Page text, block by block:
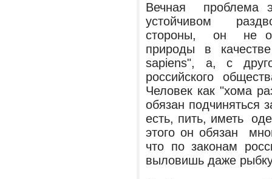
Вечная проблема
устойчивом
стороны, он не
природы в
sapiens", а, с
российского
Человек как "хома
обязан
есть, пить, иметь
этого он обязан
что по законам
выловишь даже